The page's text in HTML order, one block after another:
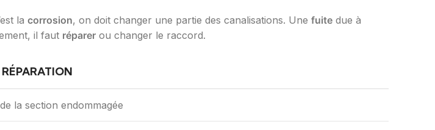
la corrosion, on doit changer une partie des canalisations. Une fuite due à
il faut réparer ou changer le raccord.
de la section endommagée